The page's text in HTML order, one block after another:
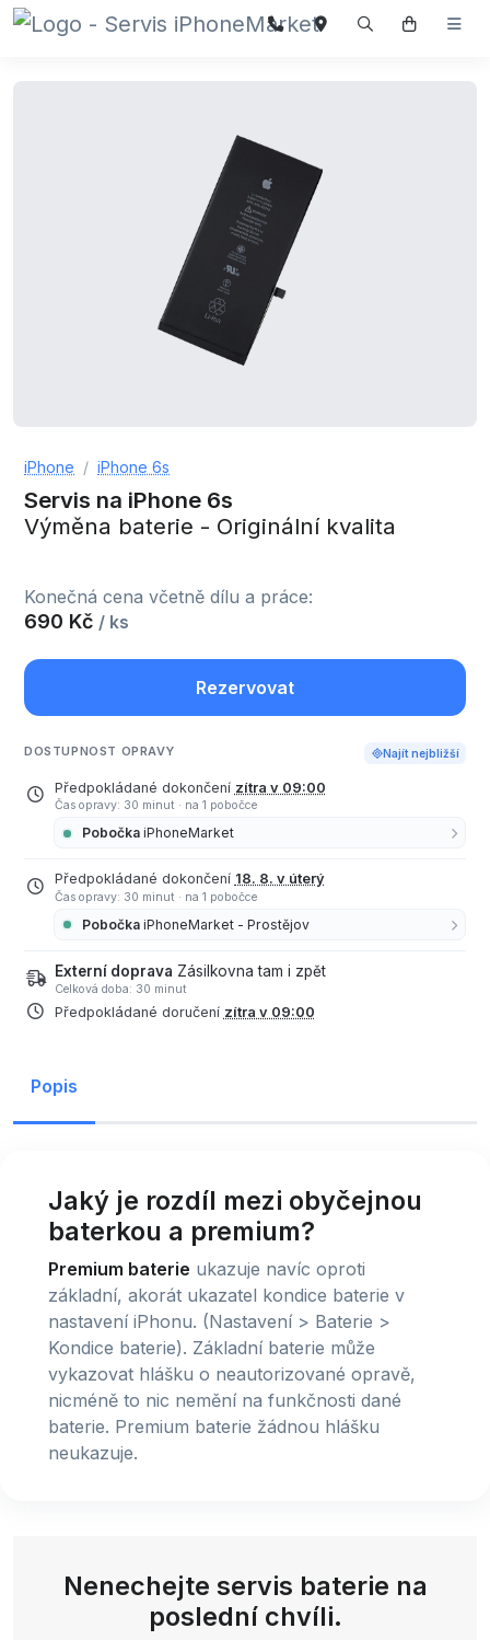
iPhone iPhone 6s
Servis na iPhone 6s
Výměna baterie - Originální kvalita
Konečná cena včetně dílu a práce:
690 Kč / ks
Rezervovat
DOSTUPNOST OPRAVY Najít nejbližší
Předpokládané dokončení zítra v 09:00
Čas opravy: 30 minut · na 1 pobočce
Pobočka iPhoneMarket
Předpokládané dokončení 18. 8. v úterý
Čas opravy: 30 minut · na 1 pobočce
Pobočka iPhoneMarket - Prostějov
Externí doprava Zásilkovna tam i zpět
Celková doba: 30 minut
Předpokládané doručení zítra v 09:00
Popis
Jaký je rozdíl mezi obyčejnou
baterkou a premium?
Premium baterie ukazuje navíc oproti
základní, akorát ukazatel kondice baterie v
nastavení iPhonu. (Nastavení > Baterie >
Kondice baterie). Základní baterie může
vykazovat hlášku o neautorizované opravě,
nicméně to nic nemění na funkčnosti dané
baterie. Premium baterie žádnou hlášku
neukazuje.
Nenechejte servis baterie na
poslední chvíli.